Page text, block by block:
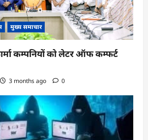
मुख्य समाचार
कम्पनियों को लेटर ऑफ कम्फर्ट
3 months ago 0